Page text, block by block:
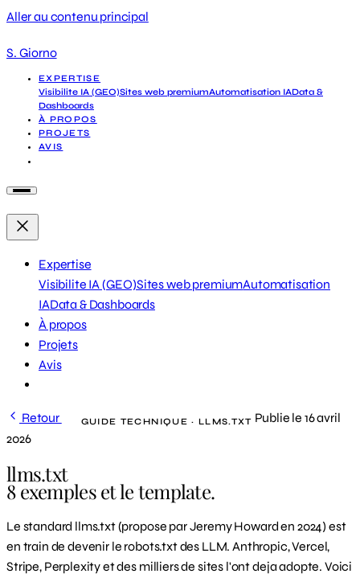
Aller au contenu principal
S. Giorno
EXPERTISE
Visibilite IA (GEO)Sites web premiumAutomatisation IAData &
Dashboards
À PROPOS
PROJETS
AVIS
Expertise
Visibilite IA (GEO)Sites web premiumAutomatisation
IAData & Dashboards
À propos
Projets
Avis
Retour GUIDE TECHNIQUE · LLMS.TXT Publie le 16 avril
2026
llms.txt
8 exemples et le template.
Le standard llms.txt (propose par Jeremy Howard en 2024) est
en train de devenir le robots.txt des LLM. Anthropic, Vercel,
Stripe, Perplexity et des milliers de sites l'ont deja adopte. Voici